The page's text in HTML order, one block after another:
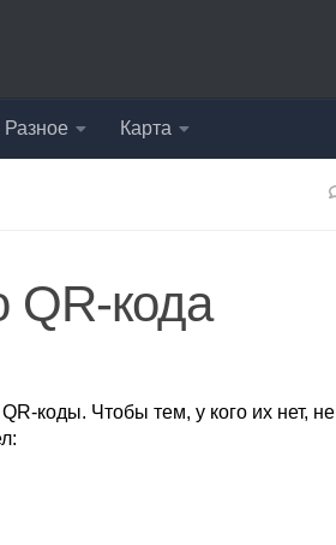
Разное Карта
QR-кода
коды. Чтобы тем, у кого их нет, не